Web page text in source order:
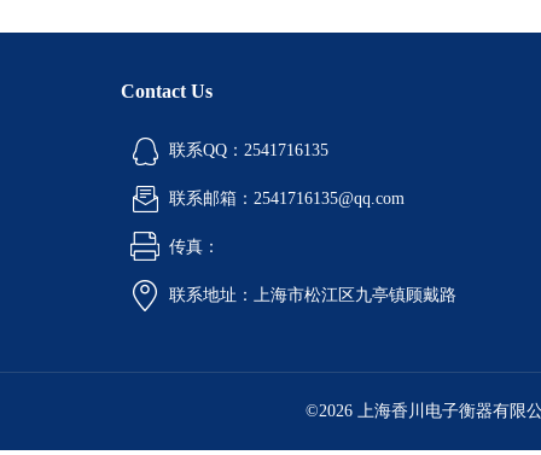
Contact Us
联系QQ：2541716135
联系邮箱：2541716135@qq.com
传真：
联系地址：上海市松江区九亭镇顾戴路
©2026 上海香川电子衡器有限